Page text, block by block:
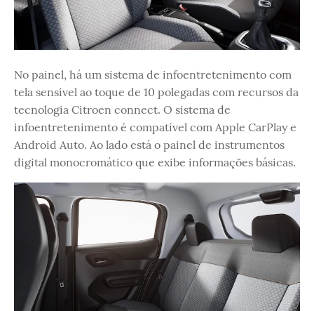
No painel, há um sistema de infoentretenimento com
tela sensível ao toque de 10 polegadas com recursos da
tecnologia Citroen connect. O sistema de
infoentretenimento é compatível com Apple CarPlay e
Android Auto. Ao lado está o painel de instrumentos
digital monocromático que exibe informações básicas.